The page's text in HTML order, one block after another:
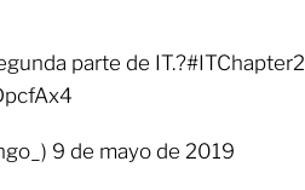
parte de IT.?#ITChapter2
9 de mayo de 2019